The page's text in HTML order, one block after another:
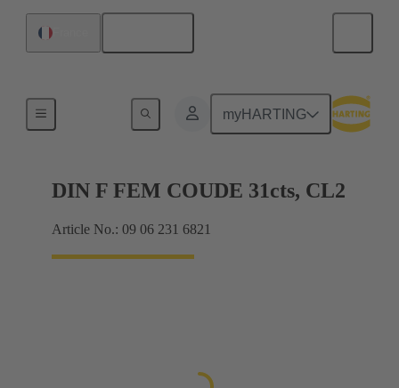
myHARTING
DIN F FEM COUDE 31cts, CL2
Article No.: 09 06 231 6821